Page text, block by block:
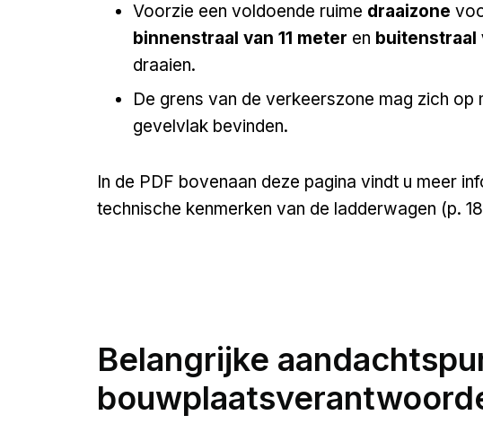
Voorzie een voldoende ruime draaizone
binnenstraal van 11 meter en buitenstraal
draaien.
De grens van de verkeerszone mag zich op
gevelvlak bevinden.
In de PDF bovenaan deze pagina vindt u meer
technische kenmerken van de ladderwagen (p.
Belangrijke